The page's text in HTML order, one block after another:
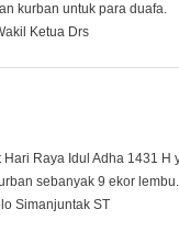
kurban untuk para duafa.
Ketua Drs
Raya Idul Adha 1431 H
sebanyak 9 ekor lembu.
Simanjuntak ST